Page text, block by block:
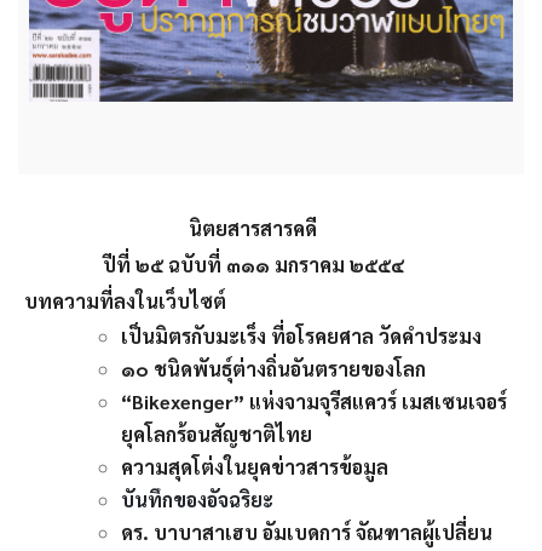
นิตยสารสารคดี
ปีที่ ๒๕ ฉบับที่ ๓๑๑ มกราคม ๒๕๕๔
บทความที่ลงในเว็บไซต์
เป็นมิตรกับมะเร็ง ที่อโรคยศาล วัดคำประมง
๑๐ ชนิดพันธุ์ต่างถิ่นอันตรายของโลก
“Bikexenger” แห่งจามจุรีสแควร์ เมสเซนเจอร์
ยุคโลกร้อนสัญชาติไทย
ความสุดโต่งในยุคข่าวสารข้อมูล
บันทึกของอัจฉริยะ
ดร. บาบาสาเฮบ อัมเบดการ์ จัณฑาลผู้เปลี่ยน